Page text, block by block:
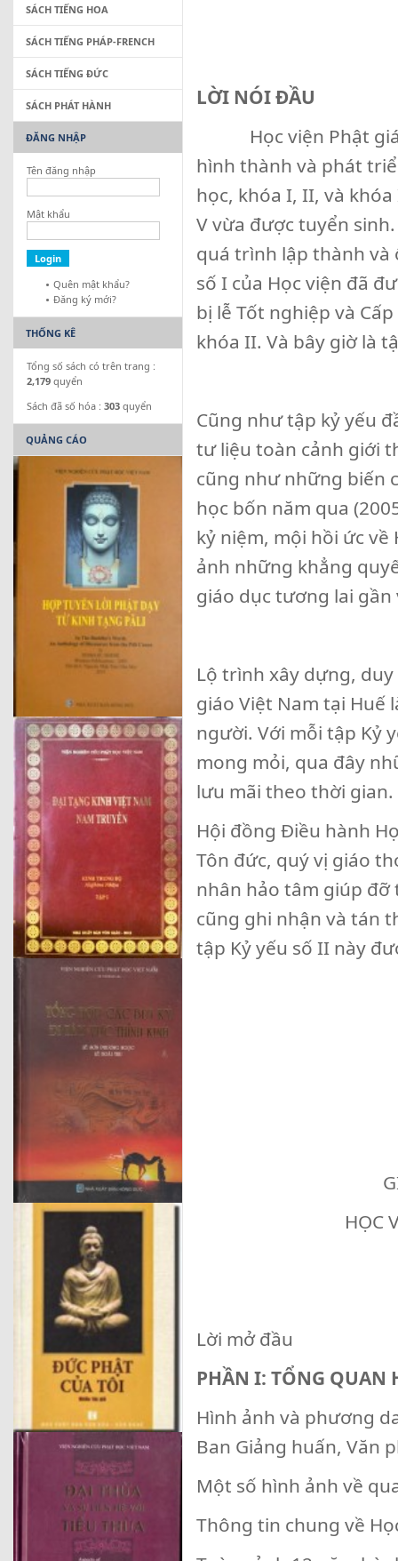
LỜI NÓI ĐẦU
Học viện Phật giáo
hình thành và phát
học, khóa I, II, và
V vừa được tuyển
quá trình lập thành và
số I của Học viện đã
bị lễ Tốt nghiệp và
khóa II. Và bây giờ là
Cũng như tập kỷ yếu
tư liệu toàn cảnh giới
cũng như những biến
học bốn năm qua
kỷ niệm, mội hồi ức
ảnh những khẳng
giáo dục tương lai gần
Lộ trình xây dựng,
giáo Việt Nam tại Huế
người. Với mỗi tập Kỷ
mong mỏi, qua đây
lưu mãi theo thời gian.
Hội đồng Điều hành
Tôn đức, quý vị giáo
nhân hảo tâm giúp đỡ
cũng ghi nhận và tán
tập Kỷ yếu số II này
HỌC
Lời mở đầu
PHẦN I: TỔNG QUAN
Hình ảnh và phương
Ban Giảng huấn, Văn
Một số hình ảnh về
Thông tin chung về
SÁCH TIẾNG HOA
SÁCH TIẾNG PHÁP-FRENCH
SÁCH TIẾNG ĐỨC
SÁCH PHÁT HÀNH
ĐĂNG NHẬP
Tên đăng nhập
Mật khẩu
Quên mật khẩu?
Đăng ký mới?
THỐNG KÊ
Tổng số sách có trên trang :
2,179 quyển
Sách đã số hóa : 303 quyển
QUẢNG CÁO